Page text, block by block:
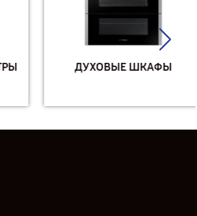
ДУХОВЫЕ ШКАФЫ